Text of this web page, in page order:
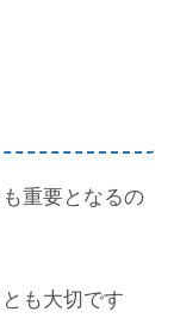
重要となるの
も大切です